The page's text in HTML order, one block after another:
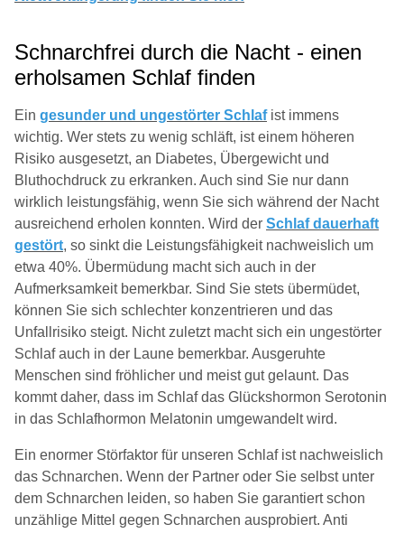
Schnarchfrei durch die Nacht - einen
erholsamen Schlaf finden
Ein gesunder und ungestörter Schlafist immens
wichtig. Wer stets zu wenig schläft, ist einem höheren
Risiko ausgesetzt, an Diabetes, Übergewicht und
Bluthochdruck zu erkranken. Auch sind Sie nur dann
wirklich leistungsfähig, wenn Sie sich während der Nacht
ausreichend erholen konnten. Wird der Schlaf dauerhaft
gestört, so sinkt die Leistungsfähigkeit nachweislich um
etwa 40%. Übermüdung macht sich auch in der
Aufmerksamkeit bemerkbar. Sind Sie stets übermüdet,
können Sie sich schlechter konzentrieren und das
Unfallrisiko steigt. Nicht zuletzt macht sich ein ungestörter
Schlaf auch in der Laune bemerkbar. Ausgeruhte
Menschen sind fröhlicher und meist gut gelaunt. Das
kommt daher, dass im Schlaf das Glückshormon Serotonin
in das Schlafhormon Melatonin umgewandelt wird.
Ein enormer Störfaktor für unseren Schlaf ist nachweislich
das Schnarchen. Wenn der Partner oder Sie selbst unter
dem Schnarchen leiden, so haben Sie garantiert schon
unzählige Mittel gegen Schnarchen ausprobiert. Anti